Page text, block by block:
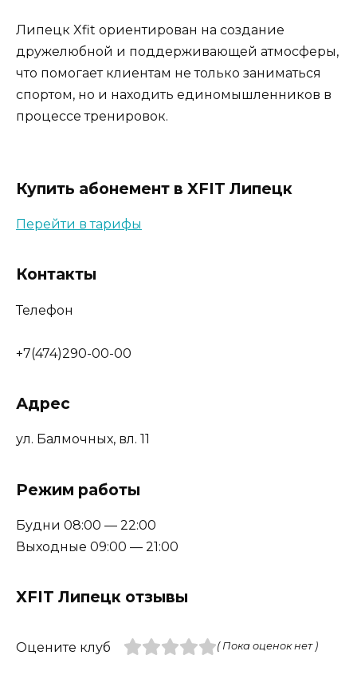
Липецк Xfit ориентирован на создание
дружелюбной и поддерживающей атмосферы,
что помогает клиентам не только заниматься
спортом, но и находить единомышленников в
процессе тренировок.
Купить абонемент в XFIT Липецк
Перейти в тарифы
Контакты
Телефон
+7(474)290-00-00
Адрес
ул. Балмочных, вл. 11
Режим работы
Будни 08:00 — 22:00
Выходные 09:00 — 21:00
XFIT Липецк отзывы
Оцените клуб ( Пока оценок нет )